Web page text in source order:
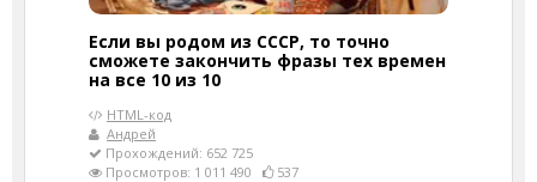
Если вы родом из СССР, то точно
сможете закончить фразы тех времен
на все 10 из 10
HTML-код
Андрей
Прохождений: 652 725
Просмотров: 1 011 490
537